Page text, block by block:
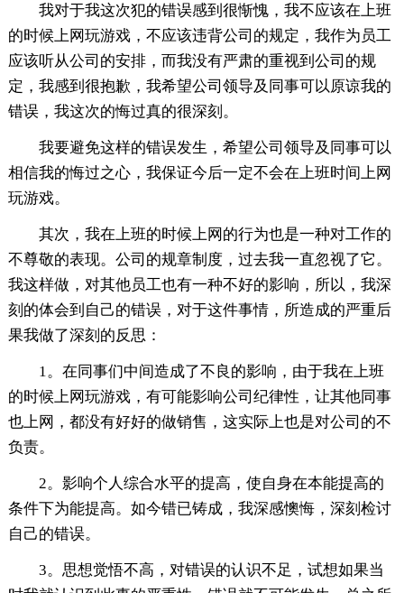
我对于我这次犯的错误感到很惭愧，我不应该在上班
的时候上网玩游戏，不应该违背公司的规定，我作为员工
应该听从公司的安排，而我没有严肃的重视到公司的规
定，我感到很抱歉，我希望公司领导及同事可以原谅我的
错误，我这次的悔过真的很深刻。
我要避免这样的错误发生，希望公司领导及同事可以
相信我的悔过之心，我保证今后一定不会在上班时间上网
玩游戏。
其次，我在上班的时候上网的行为也是一种对工作的
不尊敬的表现。公司的规章制度，过去我一直忽视了它。
我这样做，对其他员工也有一种不好的影响，所以，我深
刻的体会到自己的错误，对于这件事情，所造成的严重后
果我做了深刻的反思：
1。在同事们中间造成了不良的影响，由于我在上班
的时候上网玩游戏，有可能影响公司纪律性，让其他同事
也上网，都没有好好的做销售，这实际上也是对公司的不
负责。
2。影响个人综合水平的提高，使自身在本能提高的
条件下为能提高。如今错已铸成，我深感懊悔，深刻检讨
自己的错误。
3。思想觉悟不高，对错误的认识不足，试想如果当